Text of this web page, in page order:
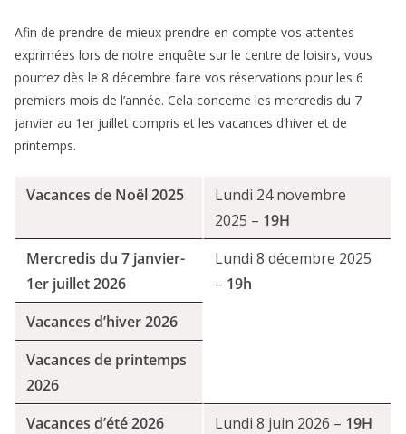
Afin de prendre de mieux prendre en compte vos attentes
exprimées lors de notre enquête sur le centre de loisirs, vous
pourrez dès le 8 décembre faire vos réservations pour les 6
premiers mois de l’année. Cela concerne les mercredis du 7
janvier au 1er juillet compris et les vacances d’hiver et de
printemps.
Vacances de Noël 2025
Lundi 24 novembre
2025 – 19H
Mercredis du 7 janvier-
1er juillet 2026
Lundi 8 décembre 2025
– 19h
Vacances d’hiver 2026
Vacances de printemps
2026
Vacances d’été 2026
Lundi 8 juin 2026 – 19H